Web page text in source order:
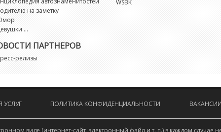
на заметку
...
ПАРТНЕРОВ
релизы
WSBK
УСЛУГ ПОЛИТИКА КОНФИДЕНЦИАЛЬНОСТИ ВАКАНСИИ
виде (интернет-сайт, электронный файл и т. п.) в каждом случае